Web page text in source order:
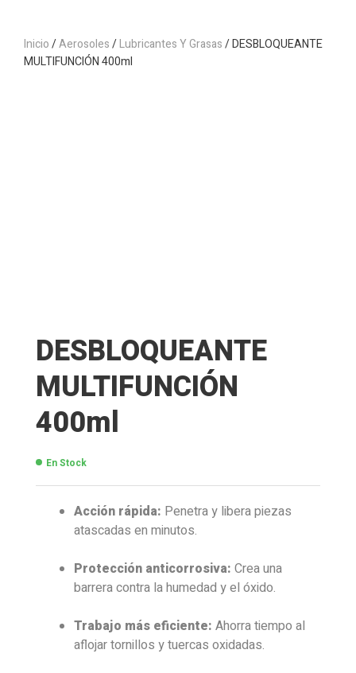
Inicio/Aerosoles/Lubricantes Y Grasas/ DESBLOQUEANTE
MULTIFUNCIÓN 400ml
DESBLOQUEANTE
MULTIFUNCIÓN
400ml
En Stock
Acción rápida: Penetra y libera piezas
atascadas en minutos.
Protección anticorrosiva: Crea una
barrera contra la humedad y el óxido.
Trabajo más eficiente: Ahorra tiempo al
aflojar tornillos y tuercas oxidadas.